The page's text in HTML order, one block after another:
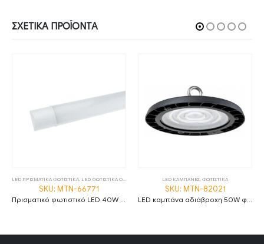
ΣΧΕΤΙΚΆ ΠΡΟΪΌΝΤΑ
LED ΠΡΙΣΜΑΤΙΚΑ ΦΩΤΙΣΤΙΚΑ LED ΦΩΤΙΣΤΙΚΑ ΟΡΟΦΗΣ ΦΩΤΙΣΤΙΚΑ
SKU: MTN-66771
LED ΚΑΜΠΑΝΕΣ ΦΩΤΙΣΤΙΚΑ
SKU: MTN-82021